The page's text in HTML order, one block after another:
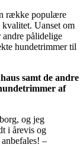
række populære
Uanset om
pålidelige
hundetrimmer til
samt de andre
af
og jeg
i årevis og
–